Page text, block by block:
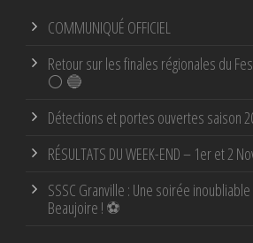
COMMUNIQUÉ OFFICIEL
Retour sur les finales régionales du
⚪ 🔵
Détections et portes ouvertes saison
RÉSULTATS DU WEEK-END – 1er et 2
SSSC Granville : Une soirée
Beaujoire ! ⚽